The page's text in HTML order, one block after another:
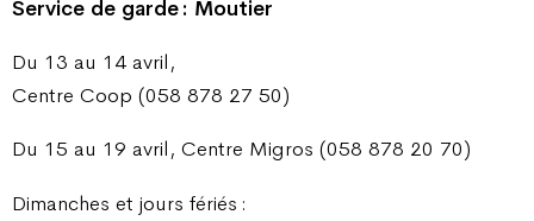
Service de garde : Moutier
Du 13 au 14 avril,
Centre Coop (058 878 27 50)
Du 15 au 19 avril, Centre Migros (058 878 20 70)
Dimanches et jours fériés :